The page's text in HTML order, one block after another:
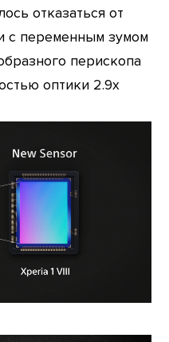
отказаться от
с переменным зумом
перископа
оптики 2.9x